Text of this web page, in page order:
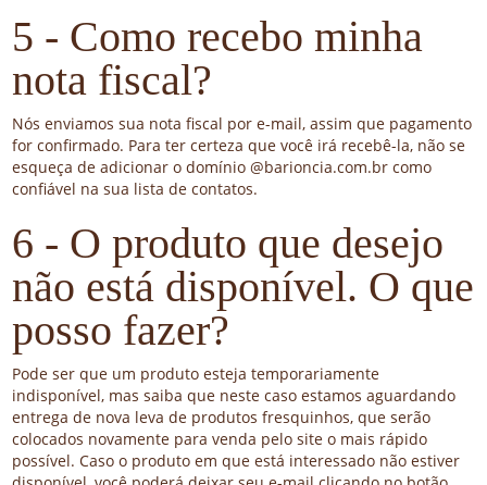
5 - Como recebo minha
nota fiscal?
Nós enviamos sua nota fiscal por e-mail, assim que pagamento
for confirmado. Para ter certeza que você irá recebê-la, não se
esqueça de adicionar o domínio @barioncia.com.br como
confiável na sua lista de contatos.
6 - O produto que desejo
não está disponível. O que
posso fazer?
Pode ser que um produto esteja temporariamente
indisponível, mas saiba que neste caso estamos aguardando
entrega de nova leva de produtos fresquinhos, que serão
colocados novamente para venda pelo site o mais rápido
possível. Caso o produto em que está interessado não estiver